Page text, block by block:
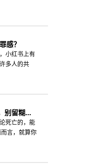
感？
小红书上有
多人的共
别留糊...
死亡的，能
言，就算你